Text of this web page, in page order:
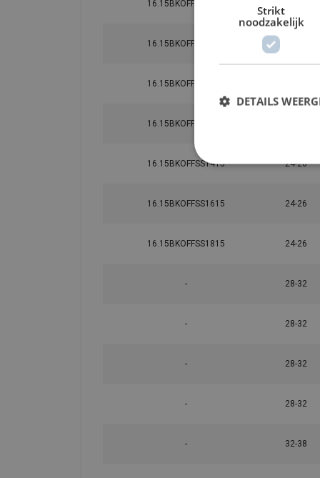
16.15BKOFFSS0615
16.15BKOFFSS0815
16.15BKOFFSS1015
16.15BKOFFSS1215
16.15BKOFFSS1415 24-26
16.15BKOFFSS1615 24-26
16.15BKOFFSS1815 24-26
- 28-32
- 28-32
- 28-32
- 28-32
- 32-38
Strikt
noodzakelijk
DETAILS